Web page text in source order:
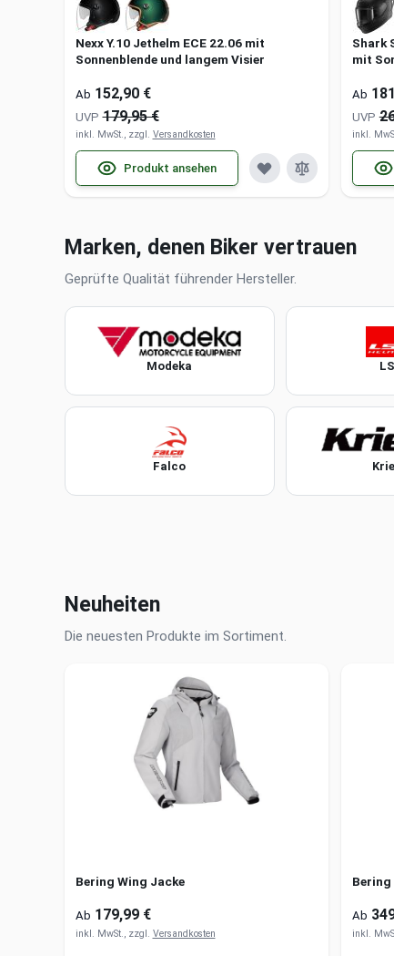
Nexx Y.10 Jethelm ECE 22.06 mit
Sonnenblende und langem Visier
Ab 152,90 €
UVP 179,95 €
inkl. MwSt., zzgl. Versandkosten
Produkt ansehen
Shark
mit
Ab
UVP
inkl.
Marken, denen Biker vertrauen
Geprüfte Qualität führender Hersteller.
Modeka
Falco
Neuheiten
Die neuesten Produkte im Sortiment.
Bering Wing Jacke
Ab 179,99 €
inkl. MwSt., zzgl. Versandkosten
Bering
Ab
inkl.